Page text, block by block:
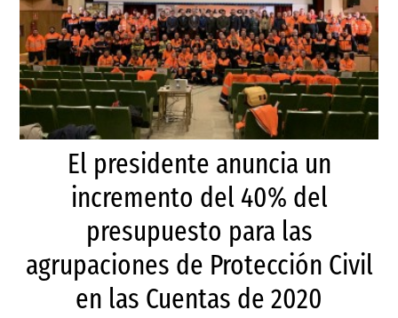
El presidente anuncia un
incremento del 40% del
presupuesto para las
agrupaciones de Protección Civil
en las Cuentas de 2020